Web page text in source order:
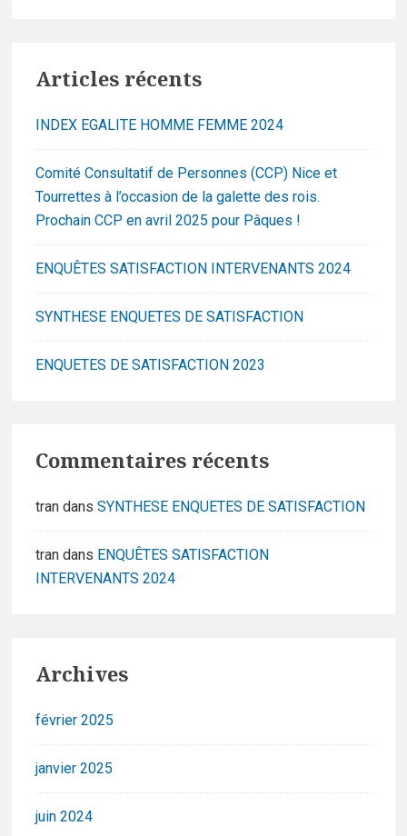
Articles récents
INDEX EGALITE HOMME FEMME 2024
Comité Consultatif de Personnes (CCP) Nice et
Tourrettes à l’occasion de la galette des rois.
Prochain CCP en avril 2025 pour Pâques !
ENQUÊTES SATISFACTION INTERVENANTS 2024
SYNTHESE ENQUETES DE SATISFACTION
ENQUETES DE SATISFACTION 2023
Commentaires récents
tran dans SYNTHESE ENQUETES DE SATISFACTION
tran dans ENQUÊTES SATISFACTION
INTERVENANTS 2024
Archives
février 2025
janvier 2025
juin 2024